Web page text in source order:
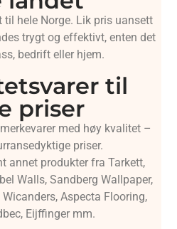
hele Norge. Lik pris uansett
trygt og effektivt, enten det
bedrift eller hjem.
til
priser
med høy kvalitet –
priser.
annet produkter fra Tarkett,
Walls, Sandberg Wallpaper,
Aspecta Flooring,
Eijffinger mm.